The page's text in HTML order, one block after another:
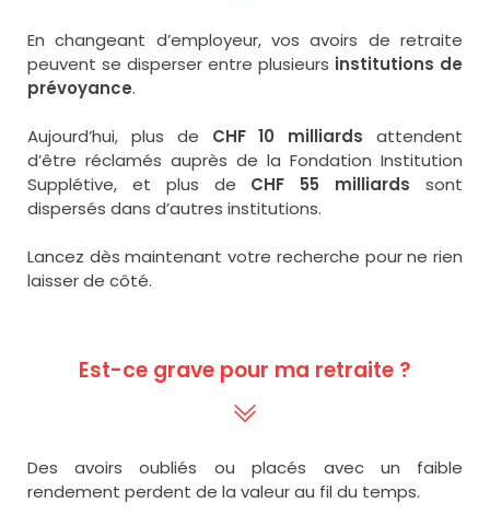
En changeant d’employeur, vos avoirs de retraite
peuvent se disperser entre plusieurs institutions de
prévoyance.
Aujourd’hui, plus de CHF 10 milliards attendent
d’être réclamés auprès de la Fondation Institution
Supplétive, et plus de CHF 55 milliards sont
dispersés dans d’autres institutions.
Lancez dès maintenant votre recherche pour ne rien
laisser de côté.
Est-ce grave pour ma retraite ?
Des avoirs oubliés ou placés avec un faible
rendement perdent de la valeur au fil du temps.